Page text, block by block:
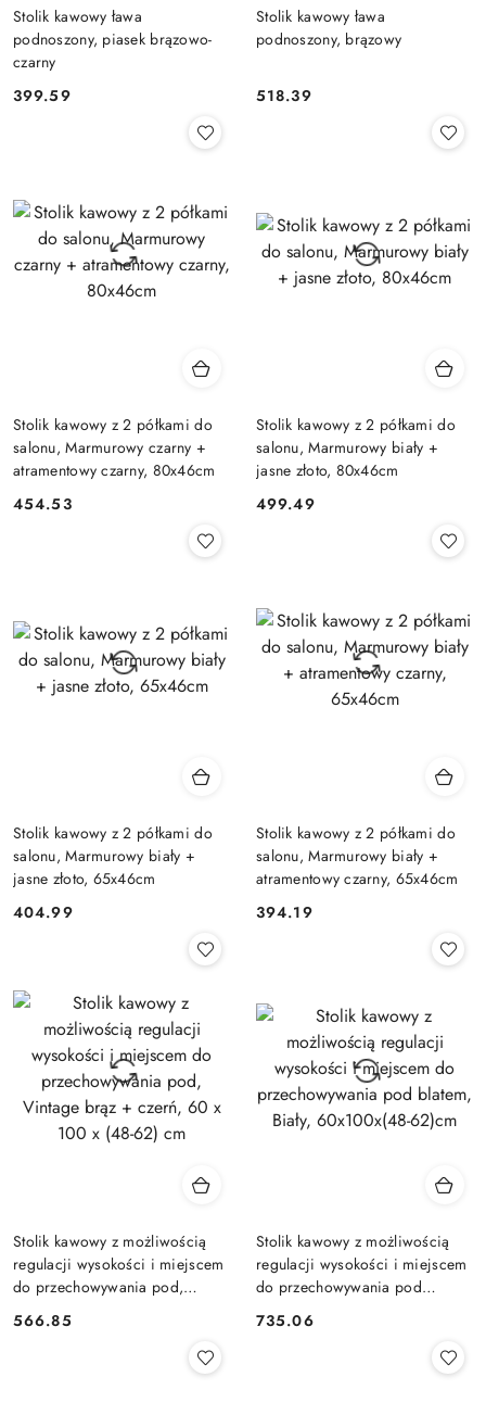
Stolik kawowy ława
podnoszony, piasek brązowo-
czarny
Cena:
399.59
Stolik kawowy ława
podnoszony, brązowy
Cena:
518.39
Stolik kawowy z 2 półkami do
salonu, Marmurowy czarny +
atramentowy czarny, 80x46cm
Cena:
454.53
Stolik kawowy z 2 półkami do
salonu, Marmurowy biały +
jasne złoto, 80x46cm
Cena:
499.49
Stolik kawowy z 2 półkami do
salonu, Marmurowy biały +
jasne złoto, 65x46cm
Cena:
404.99
Stolik kawowy z 2 półkami do
salonu, Marmurowy biały +
atramentowy czarny, 65x46cm
Cena:
394.19
Stolik kawowy z możliwością
regulacji wysokości i miejscem
do przechowywania pod,
x (48-62) cm
Cena:
566.85
Stolik kawowy z możliwością
regulacji wysokości i miejscem
do przechowywania pod
62)cm
Cena:
735.06